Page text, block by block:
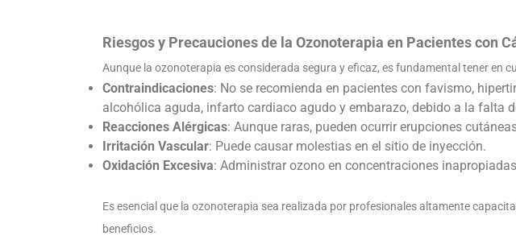
Riesgos y Precauciones de la Ozonoterapia en Pacientes con
Aunque la ozonoterapia es considerada segura y eficaz, es fundamental tener en
Contraindicaciones: No se recomienda en pacientes con favismo,
alcohólica aguda, infarto cardiaco agudo y embarazo, debido a la falta
Reacciones Alérgicas: Aunque raras, pueden ocurrir erupciones
Irritación Vascular: Puede causar molestias en el sitio de inyección.
Oxidación Excesiva: Administrar ozono en concentraciones
Es esencial que la ozonoterapia sea realizada por profesionales altamente
beneficios.